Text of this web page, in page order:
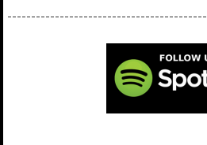
------------------------------------------